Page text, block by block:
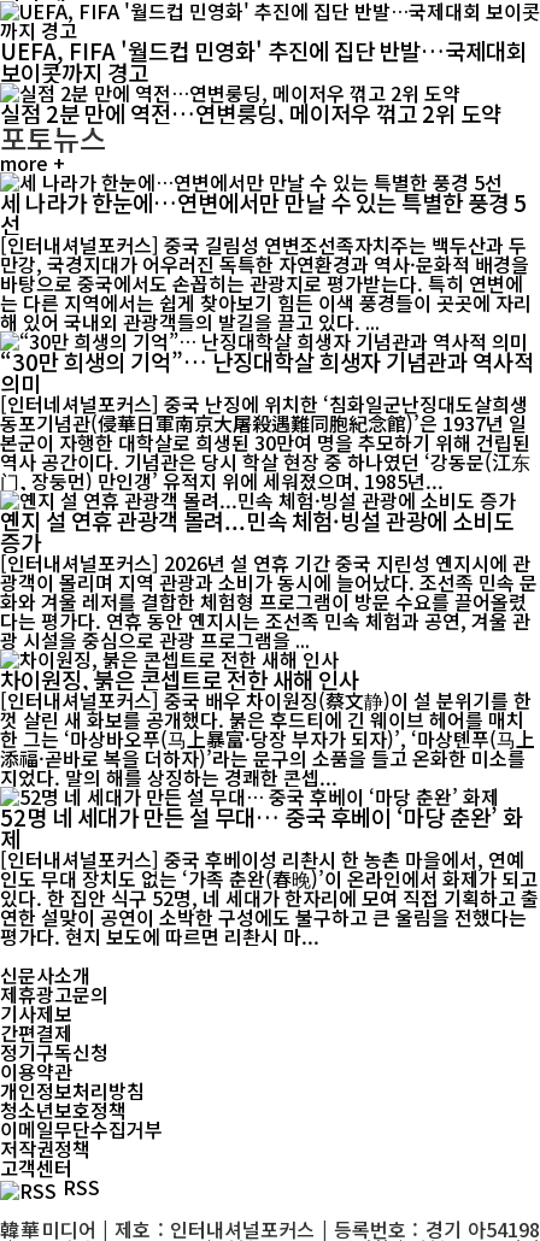
UEFA, FIFA '월드컵 민영화' 추진에 집단 반발…국제대회
보이콧까지 경고
실점 2분 만에 역전…연변룽딩, 메이저우 꺾고 2위 도약
포토뉴스
more +
세 나라가 한눈에…연변에서만 만날 수 있는 특별한 풍경 5
선
[인터내셔널포커스] 중국 길림성 연변조선족자치주는 백두산과 두
만강, 국경지대가 어우러진 독특한 자연환경과 역사·문화적 배경을
바탕으로 중국에서도 손꼽히는 관광지로 평가받는다. 특히 연변에
는 다른 지역에서는 쉽게 찾아보기 힘든 이색 풍경들이 곳곳에 자리
해 있어 국내외 관광객들의 발길을 끌고 있다. ...
“30만 희생의 기억”… 난징대학살 희생자 기념관과 역사적
의미
[인터네셔널포커스] 중국 난징에 위치한 ‘침화일군난징대도살희생
동포기념관(侵華日軍南京大屠殺遇難同胞紀念館)’은 1937년 일
본군이 자행한 대학살로 희생된 30만여 명을 추모하기 위해 건립된
역사 공간이다. 기념관은 당시 학살 현장 중 하나였던 ‘강동문(江东
门, 장둥먼) 만인갱’ 유적지 위에 세워졌으며, 1985년...
옌지 설 연휴 관광객 몰려...민속 체험·빙설 관광에 소비도
증가
[인터내셔널포커스] 2026년 설 연휴 기간 중국 지린성 옌지시에 관
광객이 몰리며 지역 관광과 소비가 동시에 늘어났다. 조선족 민속 문
화와 겨울 레저를 결합한 체험형 프로그램이 방문 수요를 끌어올렸
다는 평가다. 연휴 동안 옌지시는 조선족 민속 체험과 공연, 겨울 관
광 시설을 중심으로 관광 프로그램을 ...
차이원징, 붉은 콘셉트로 전한 새해 인사
[인터내셔널포커스] 중국 배우 차이원징(蔡文静)이 설 분위기를 한
껏 살린 새 화보를 공개했다. 붉은 후드티에 긴 웨이브 헤어를 매치
한 그는 ‘마상바오푸(马上暴富·당장 부자가 되자)’, ‘마상톈푸(马上
添福·곧바로 복을 더하자)’라는 문구의 소품을 들고 온화한 미소를
지었다. 말의 해를 상징하는 경쾌한 콘셉...
52명 네 세대가 만든 설 무대… 중국 후베이 ‘마당 춘완’ 화
제
[인터내셔널포커스] 중국 후베이성 리촨시 한 농촌 마을에서, 연예
인도 무대 장치도 없는 ‘가족 춘완(春晚)’이 온라인에서 화제가 되고
있다. 한 집안 식구 52명, 네 세대가 한자리에 모여 직접 기획하고 출
연한 설맞이 공연이 소박한 구성에도 불구하고 큰 울림을 전했다는
평가다. 현지 보도에 따르면 리촨시 마...
신문사소개
제휴광고문의
기사제보
간편결제
정기구독신청
이용약관
개인정보처리방침
청소년보호정책
이메일무단수집거부
저작권정책
고객센터
RSS
韓華미디어 | 제호 : 인터내셔널포커스 | 등록번호 : 경기 아54198